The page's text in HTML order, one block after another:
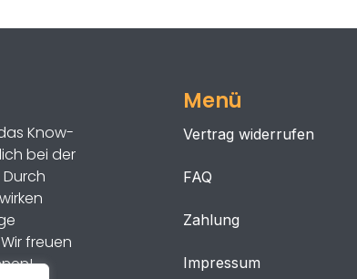
Know-
bei der
freuen
Menü
Vertrag widerrufen
FAQ
Zahlung
Impressum